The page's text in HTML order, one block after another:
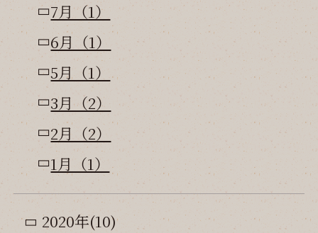
7月（1）
6月（1）
5月（1）
3月（2）
2月（2）
1月（1）
2020年(10)